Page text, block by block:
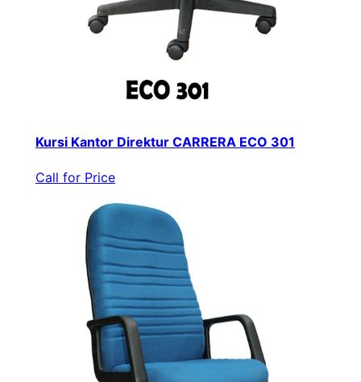
Kursi Kantor Direktur CARRERA ECO 301
Call for Price